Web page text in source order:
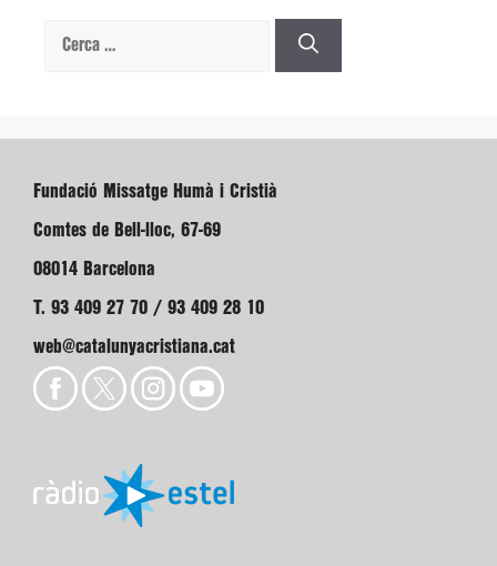
Cerca:
Fundació Missatge Humà i Cristià
Comtes de Bell-lloc, 67-69
08014 Barcelona
T. 93 409 27 70 / 93 409 28 10
web@catalunyacristiana.cat